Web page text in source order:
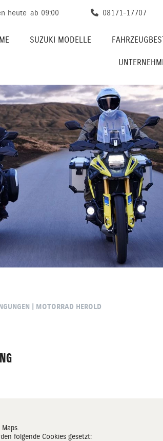
heute ab 09:00 08171-17707
SUZUKI MODELLE
| MOTORRAD HEROLD
folgende Cookies gesetzt: